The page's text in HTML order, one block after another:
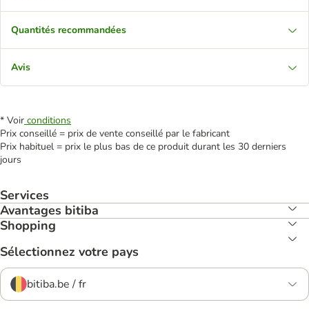
Quantités recommandées
Avis
* Voir conditions
Prix conseillé = prix de vente conseillé par le fabricant
Prix habituel = prix le plus bas de ce produit durant les 30 derniers
jours
Services
Avantages bitiba
Shopping
Sélectionnez votre pays
bitiba.be / fr